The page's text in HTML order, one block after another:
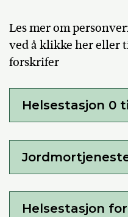
Les mer om
ved å klikke her eller
forskrifer
Helsestasjon 0
Helsestasjon